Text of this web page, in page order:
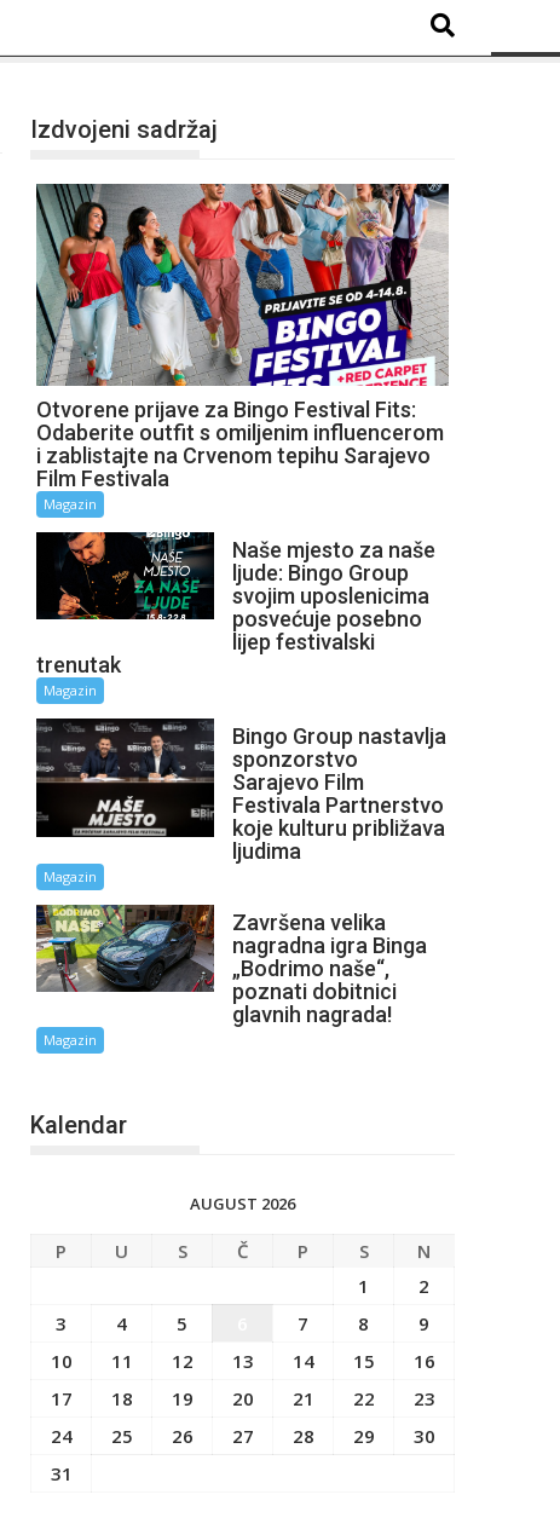
Izdvojeni sadržaj
Otvorene prijave za Bingo Festival Fits:
Odaberite outfit s omiljenim influencerom
i zablistajte na Crvenom tepihu Sarajevo
Film Festivala
Magazin
Naše mjesto za naše
ljude: Bingo Group
svojim uposlenicima
posvećuje posebno
lijep festivalski
trenutak
Magazin
Bingo Group nastavlja
sponzorstvo
Sarajevo Film
Festivala Partnerstvo
koje kulturu približava
ljudima
Magazin
Završena velika
nagradna igra Binga
„Bodrimo naše“,
poznati dobitnici
glavnih nagrada!
Magazin
Kalendar
AUGUST 2026
P U S Č P S
N
1
2
3
4 5 7 8
9
10
11 12 13 14 15
16
17
18 19 20 21 22
23
24
25 26 27 28 29
30
31